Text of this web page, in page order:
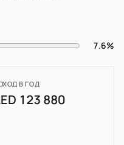
7.6%
В ГОД
123 880